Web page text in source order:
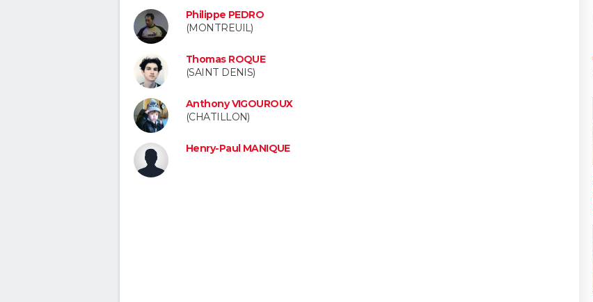
Philippe PEDRO
(MONTREUIL)
Thomas ROQUE
(SAINT DENIS)
Anthony VIGOUROUX
(CHATILLON)
Henry-Paul MANIQUE